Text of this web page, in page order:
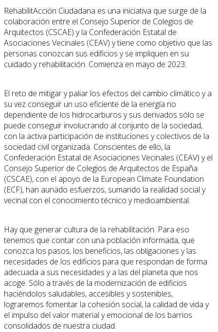
RehabilitAcción Ciudadana es una iniciativa que surge de la
colaboración entre el Consejo Superior de Colegios de
Arquitectos (CSCAE) y la Confederación Estatal de
Asociaciones Vecinales (CEAV) y tiene como objetivo que las
personas conozcan sus edificios y se impliquen en su
cuidado y rehabilitación. Comienza en mayo de 2023.
El reto de mitigar y paliar los efectos del cambio climático y a
su vez conseguir un uso eficiente de la energía no
dependiente de los hidrocarburos y sus derivados sólo se
puede conseguir involucrando al conjunto de la sociedad,
con la activa participación de instituciones y colectivos de la
sociedad civil organizada. Conscientes de ello, la
Confederación Estatal de Asociaciones Vecinales (CEAV) y el
Consejo Superior de Colegios de Arquitectos de España
(CSCAE), con el apoyo de la European Climate Foundation
(ECF), han aunado esfuerzos, sumando la realidad social y
vecinal con el conocimiento técnico y medioambiental.
Hay que generar cultura de la rehabilitación. Para eso
tenemos que contar con una población informada, que
conozca los pasos, los beneficios, las obligaciones y las
necesidades de los edificios para que respondan de forma
adecuada a sus necesidades y a las del planeta que nos
acoge. Sólo a través de la modernización de edificios
haciéndolos saludables, accesibles y sostenibles,
lograremos fomentar la cohesión social, la calidad de vida y
el impulso del valor material y emocional de los barrios
consolidados de nuestra ciudad.